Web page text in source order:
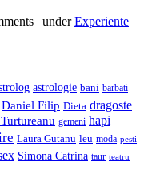
| underExperiente
astrologie bani barbati
Daniel Filip Dieta dragoste
gemeni hapi
Laura Gutanu leu moda pesti
Simona Catrina taur teatru